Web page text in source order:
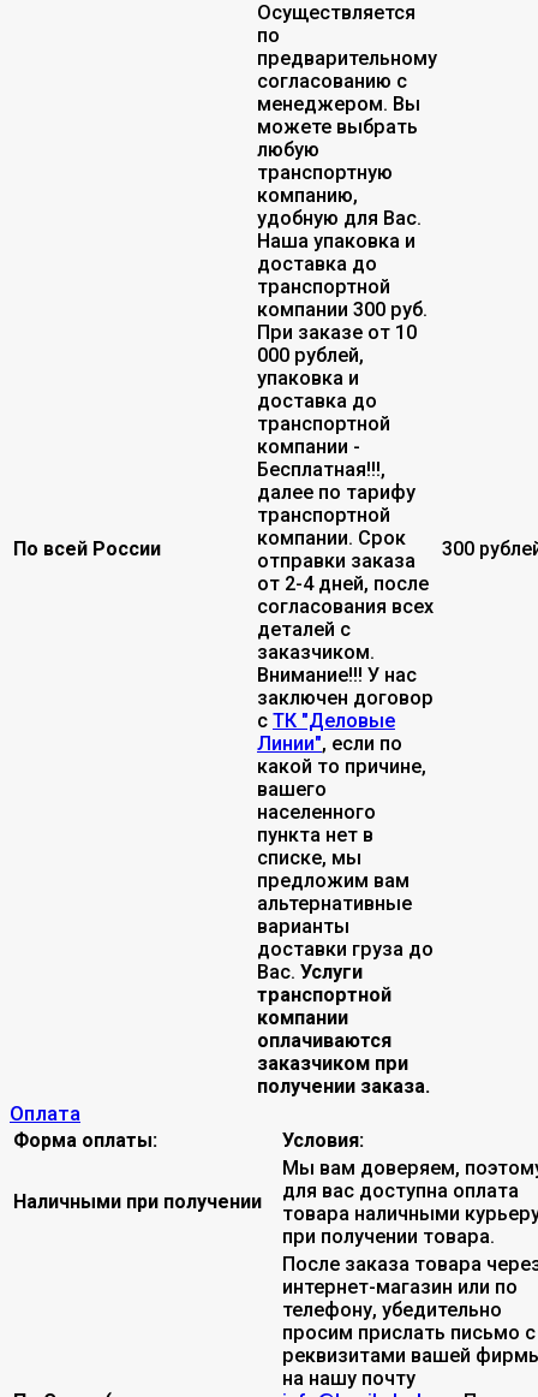
По всей России
Осуществляется
по
предварительному
согласованию с
менеджером. Вы
можете выбрать
любую
транспортную
компанию,
удобную для Вас.
Наша упаковка и
доставка до
транспортной
компании 300 руб.
При заказе от 10
000 рублей,
упаковка и
доставка до
транспортной
компании -
Бесплатная!!!,
далее по тарифу
транспортной
компании. Срок
отправки заказа
от 2-4 дней, после
согласования всех
деталей с
заказчиком.
Внимание!!! У нас
заключен договор
с ТК "Деловые
Линии", если по
какой то причине,
вашего
населенного
пункта нет в
списке, мы
предложим вам
альтернативные
варианты
доставки груза до
Вас. Услуги
транспортной
компании
оплачиваются
заказчиком при
получении заказа.
300
Оплата
Форма оплаты: Условия:
Наличными при получении
Мы вам доверяем,
для вас доступна оплата
товара наличными
при получении товара.
После заказа товара
интернет-магазин или по
телефону, убедительно
просим прислать письмо с
реквизитами вашей
на нашу почту